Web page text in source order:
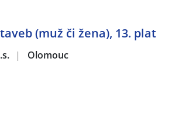
(muž či žena), 13. plat
| Olomouc